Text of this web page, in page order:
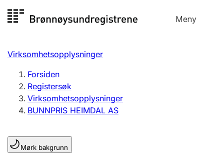
til
Meny
Registersøk
Aksjeselskap
Enkeltpersonforetak
Registrere, endre, slette
Lag og forening
Virksomhetsopplysninger
Forsiden
Registersøk
Virksomhetsopplysninger
BUNNPRIS HEIMDAL AS
Mørk bakgrunn